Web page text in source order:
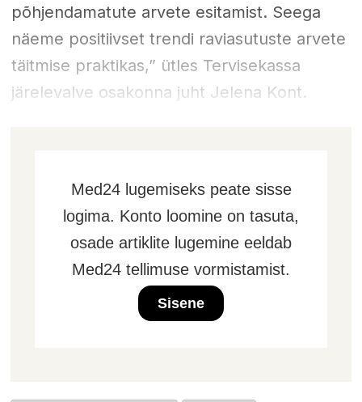
põhjendamatute arvete esitamist. Seega
näeme positiivset trendi raviasutuste arvete
täitmise praktikas,” ütles Tervisekassa
järelevalve osakonna juht Jelena Kont.
Med24 lugemiseks peate sisse
logima. Konto loomine on tasuta,
osade artiklite lugemine eeldab
Med24 tellimuse vormistamist.
Sisene